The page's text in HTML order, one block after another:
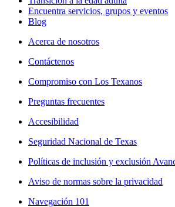
Encuentra servicios, grupos y eventos
Blog
Acerca de nosotros
Contáctenos
Compromiso con Los Texanos
Preguntas frecuentes
Accesibilidad
Seguridad Nacional de Texas
Políticas de inclusión y exclusión
Aviso de normas sobre la privacidad
Navegación 101